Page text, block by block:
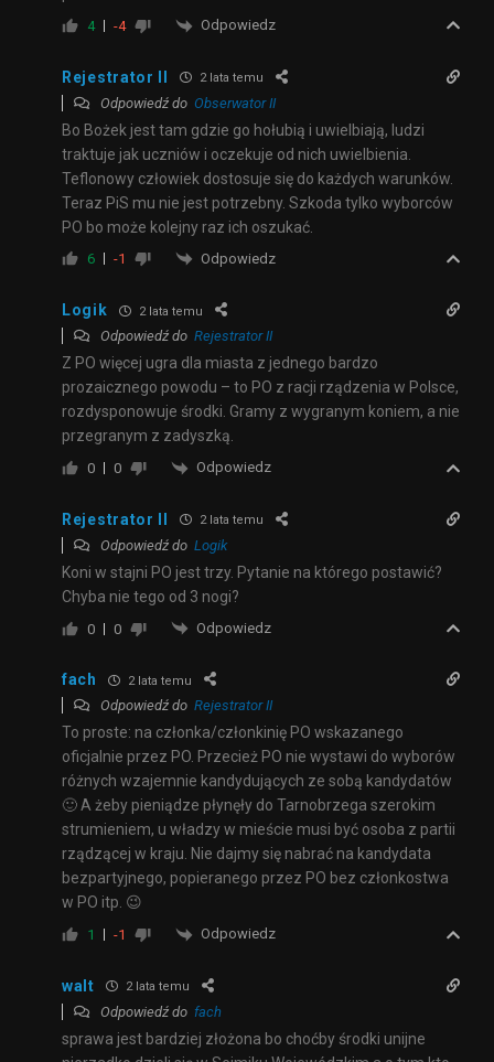
4 -4 Odpowiedz
Rejestrator II 2 lata temu
Odpowiedź do Obserwator II
Bo Bożek jest tam gdzie go hołubią i uwielbiają, ludzi
traktuje jak uczniów i oczekuje od nich uwielbienia.
Teflonowy człowiek dostosuje się do każdych warunków.
Teraz PiS mu nie jest potrzebny. Szkoda tylko wyborców
PO bo może kolejny raz ich oszukać.
6 -1 Odpowiedz
Logik 2 lata temu
Odpowiedź do Rejestrator II
Z PO więcej ugra dla miasta z jednego bardzo
prozaicznego powodu – to PO z racji rządzenia w Polsce,
rozdysponowuje środki. Gramy z wygranym koniem, a nie
przegranym z zadyszką.
0 0 Odpowiedz
Rejestrator II 2 lata temu
Odpowiedź do Logik
Koni w stajni PO jest trzy. Pytanie na którego postawić?
Chyba nie tego od 3 nogi?
0 0 Odpowiedz
fach 2 lata temu
Odpowiedź do Rejestrator II
To proste: na członka/członkinię PO wskazanego
oficjalnie przez PO. Przecież PO nie wystawi do wyborów
różnych wzajemnie kandydujących ze sobą kandydatów
🙂 A żeby pieniądze płynęły do Tarnobrzega szerokim
strumieniem, u władzy w mieście musi być osoba z partii
rządzącej w kraju. Nie dajmy się nabrać na kandydata
bezpartyjnego, popieranego przez PO bez członkostwa
w PO itp. 😉
1 -1 Odpowiedz
walt 2 lata temu
Odpowiedź do fach
sprawa jest bardziej złożona bo choćby środki unijne